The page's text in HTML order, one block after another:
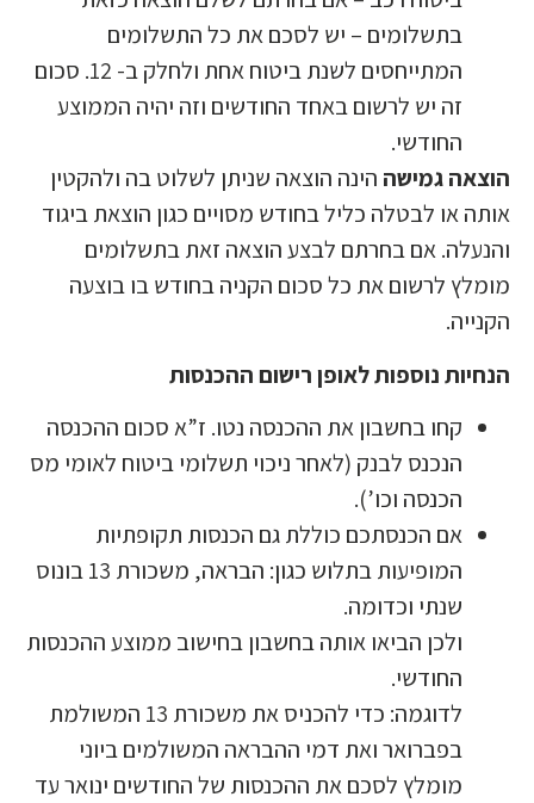
בתשלומים – יש לסכם את כל התשלומים
המתייחסים לשנת ביטוח אחת ולחלק ב- 12. סכום
זה יש לרשום באחד החודשים וזה יהיה הממוצע
החודשי.
הוצאה גמישההינה הוצאה שניתן לשלוט בה ולהקטין
אותה או לבטלה כליל בחודש מסויים כגון הוצאת ביגוד
והנעלה. אם בחרתם לבצע הוצאה זאת בתשלומים
מומלץ לרשום את כל סכום הקניה בחודש בו בוצעה
הקנייה.
הנחיות נוספות לאופן רישום ההכנסות
קחו בחשבון את ההכנסה נטו. ז”א סכום ההכנסה
הנכנס לבנק (לאחר ניכוי תשלומי ביטוח לאומי מס
הכנסה וכו’).
אם הכנסתכם כוללת גם הכנסות תקופתיות
המופיעות בתלוש כגון: הבראה, משכורת 13 בונוס
שנתי וכדומה.
ולכן הביאו אותה בחשבון בחישוב ממוצע ההכנסות
החודשי.
לדוגמה: כדי להכניס את משכורת 13 המשולמת
בפברואר ואת דמי ההבראה המשולמים ביוני
מומלץ לסכם את ההכנסות של החודשים ינואר עד